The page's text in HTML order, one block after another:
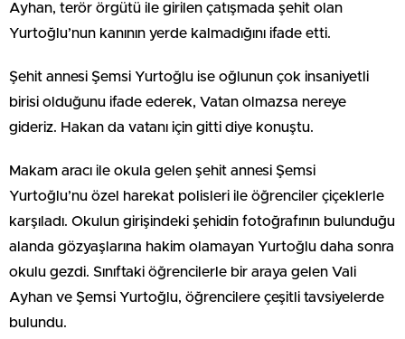
Ayhan, terör örgütü ile girilen çatışmada şehit olan
Yurtoğlu’nun kanının yerde kalmadığını ifade etti.
Şehit annesi Şemsi Yurtoğlu ise oğlunun çok insaniyetli
birisi olduğunu ifade ederek, Vatan olmazsa nereye
gideriz. Hakan da vatanı için gitti diye konuştu.
Makam aracı ile okula gelen şehit annesi Şemsi
Yurtoğlu’nu özel harekat polisleri ile öğrenciler çiçeklerle
karşıladı. Okulun girişindeki şehidin fotoğrafının bulunduğu
alanda gözyaşlarına hakim olamayan Yurtoğlu daha sonra
okulu gezdi. Sınıftaki öğrencilerle bir araya gelen Vali
Ayhan ve Şemsi Yurtoğlu, öğrencilere çeşitli tavsiyelerde
bulundu.